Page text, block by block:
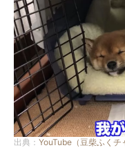
出典： YouTube（豆柴ふくチ